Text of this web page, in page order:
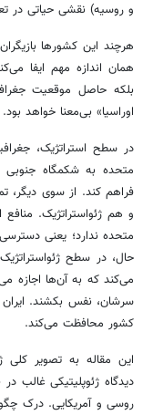
و روسیه) نقشی حیاتی در
هرچند این کشورها
همان اندازه مهم ایفا
بلکه حاصل موقعیت
اوراسیا» بی‌معنا خواهد بود.
در سطح استراتژیک،
متحده به شکمگاه
فراهم کند. از سوی دیگر،
و هم ژئواستراتژیک.
حال، در سطح
می‌کند که به آن‌ها اجازه
سرشان، نفس بکشند.
کشور محافظت می‌کند.
این مقاله به تصویر کلی
دیدگاه ژئوپلیتیکی غالب در
روسی و آمریکایی. درک